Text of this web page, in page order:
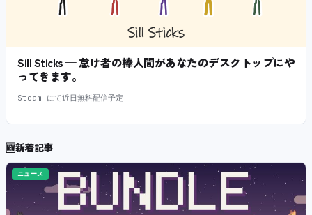
Sill Sticks — 怠け者の棒人間があなたのデスクトップにや
ってきます。
Steam にて近日無料配信予定
🆕新着記事
ニュース